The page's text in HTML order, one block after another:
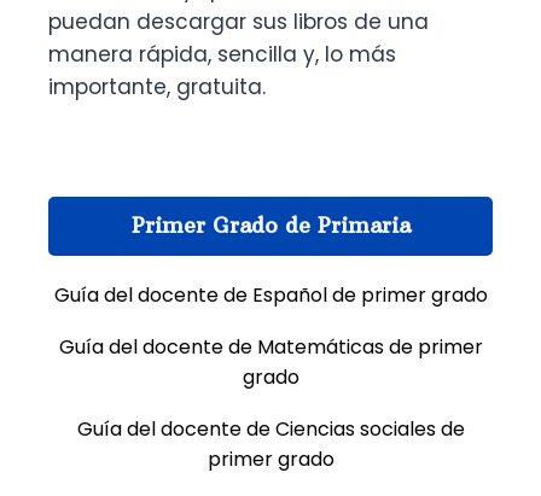
puedan descargar sus libros de una
manera rápida, sencilla y, lo más
importante, gratuita.
Primer Grado de Primaria
Guía del docente de Español de primer grado
Guía del docente de Matemáticas de primer
grado
Guía del docente de Ciencias sociales de
primer grado